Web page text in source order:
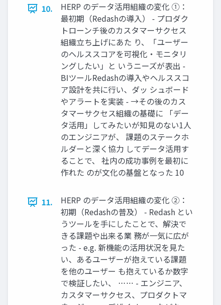
10.
HERP のデータ活用組織の変化 ①：
最初期（Redashの導入） - プロダク
トローンチ後のカスタマーサクセス
組織立ち上げにあた り、「ユーザー
のヘルススコアを可視化・モニタリ
ングしたい」と いうニーズが表出 -
BIツールRedashの導入やヘルススコ
ア設計を共に行い、ダッ シュボード
やアラートを実装 - →その後のカス
タマーサクセス組織の基礎に 「デー
タ活用」してみたいが知見のない1人
のエンジニアが、 課題のステークホ
ルダーと深く協力 してデータ活用す
ることで、 社内の成功事例を最初に
作れた のが文化の基盤となった 10
11.
HERP のデータ活用組織の変化 ②：
初期（Redashの普及） - Redash とい
うツールを手にしたことで、解決で
きる課題や出来る業 務が一気に広が
った - e.g. 新機能の活用状況を見た
い、あるユーザーが抱えている課題
を他のユーザー も抱えているか数字
で検証したい、 …… - エンジニア、
カスタマーサクセス、プロダクトマ